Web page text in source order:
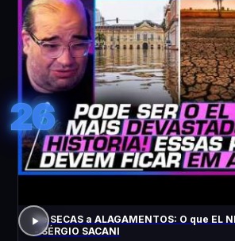
26
De SECAS a ALAGAMENTOS: O que EL
- SÉRGIO SACANI